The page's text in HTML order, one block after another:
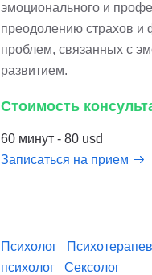
эмоционального и
преодолению страхов и
проблем, связанных с
развитием.
Стоимость
60 минут - 80 usd
Записаться на прием
Психолог
психолог
Сексолог